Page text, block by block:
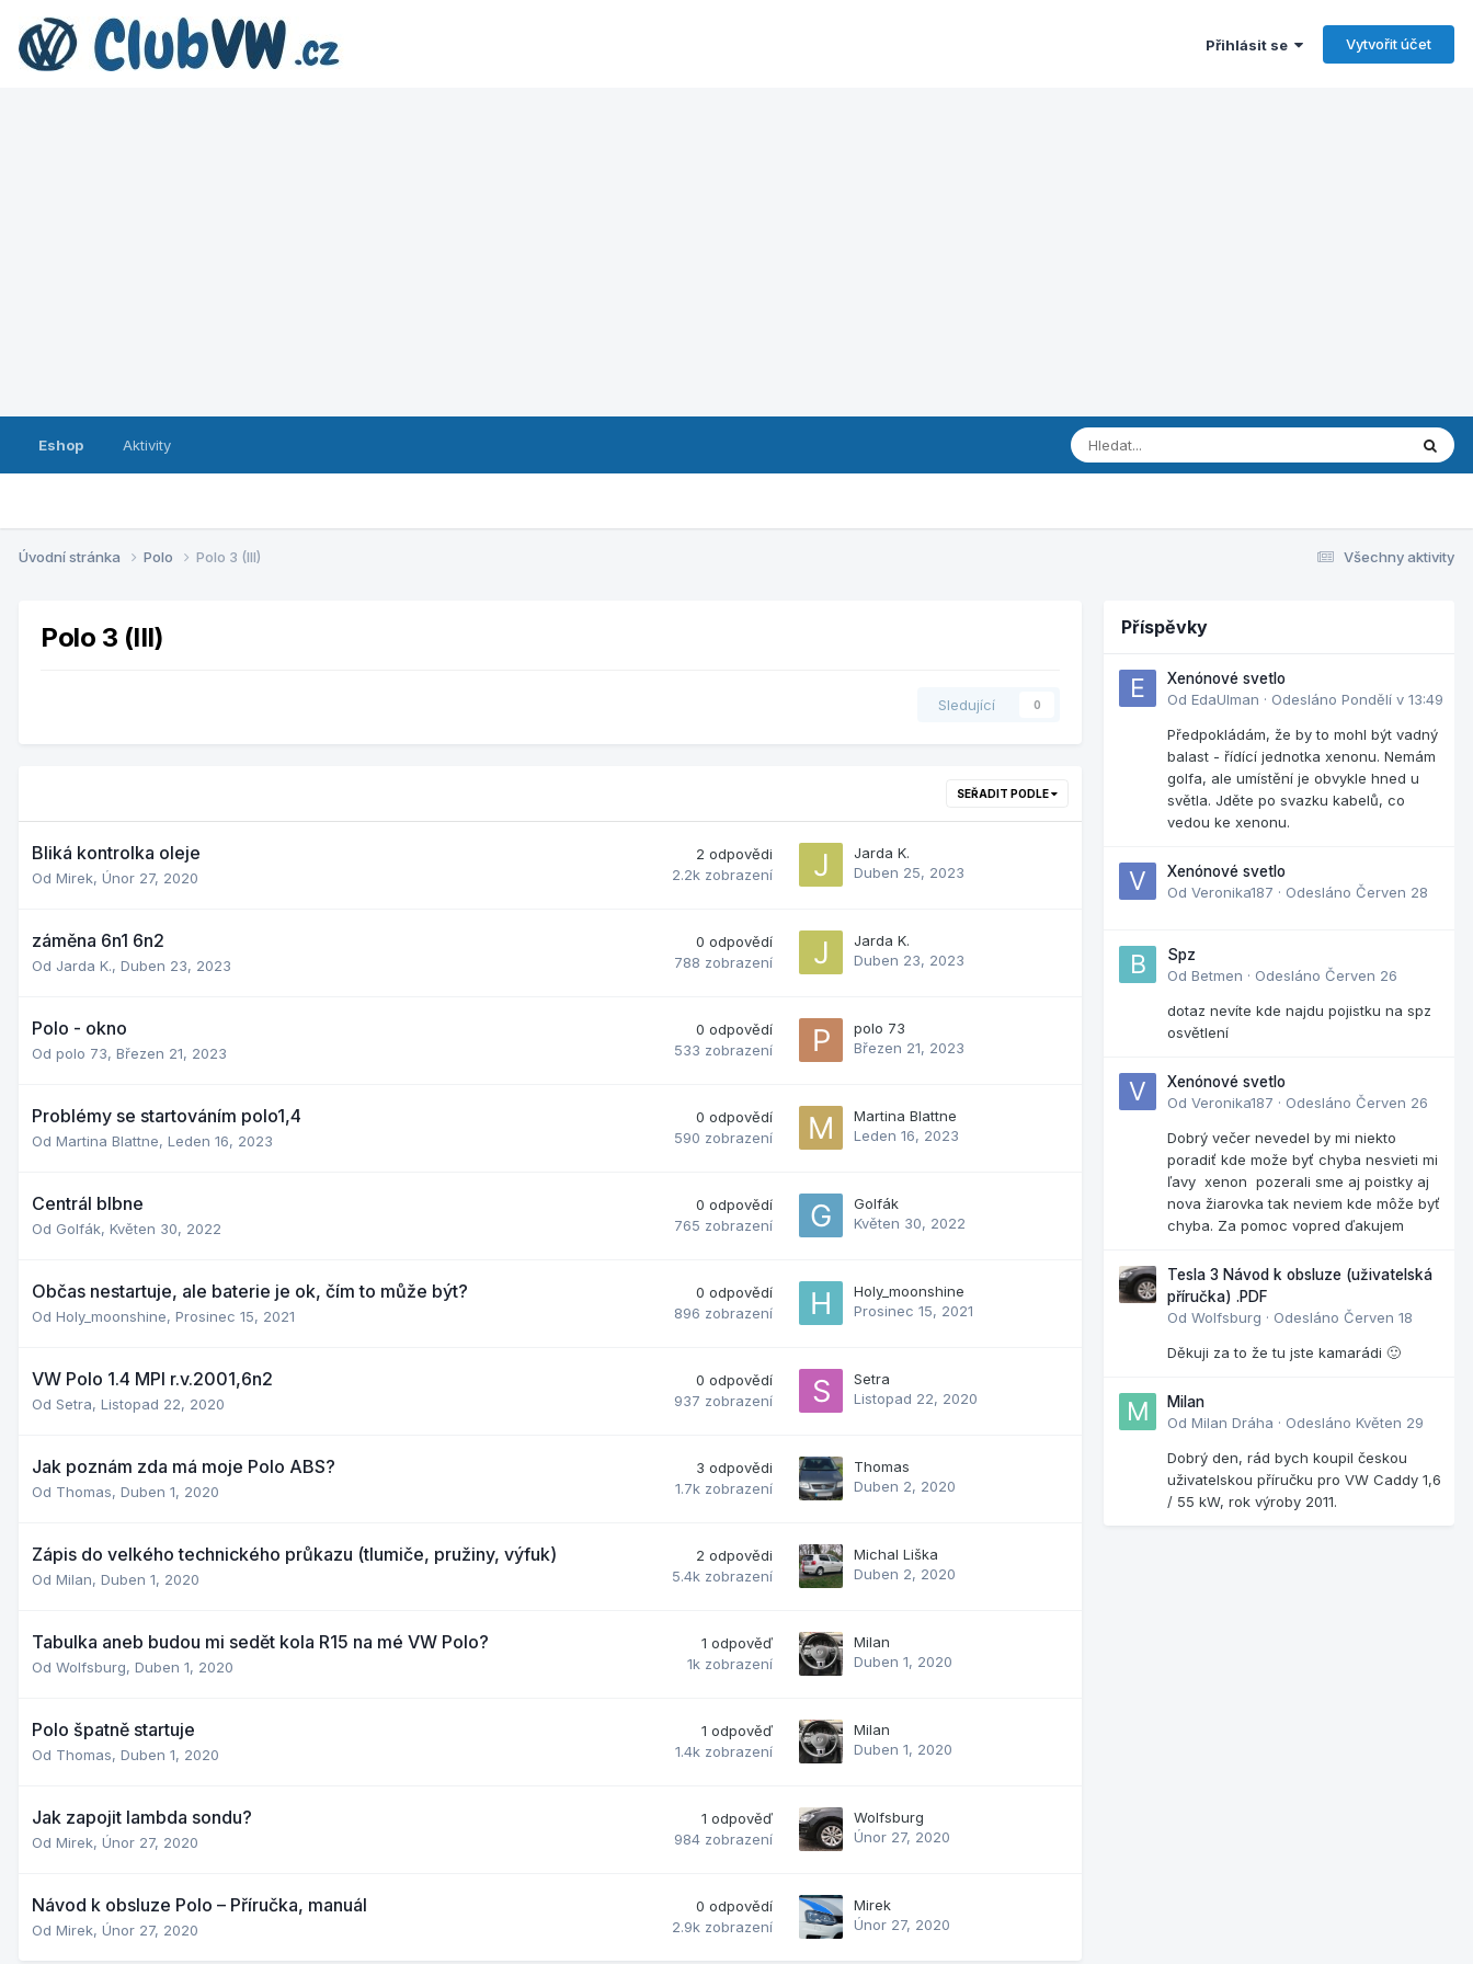
Přihlásit se Vytvořit účet
Eshop Aktivity
Všechny aktivity
Úvodní stránka Polo Polo 3 (III)
Polo 3 (III)
Sledující 0
SEŘADIT PODLE
Bliká kontrolka oleje
Od Mirek, Únor 27, 2020
2 odpovědi
2.2k zobrazení
Jarda K.
Duben 25, 2023
záměna 6n1 6n2
Od Jarda K., Duben 23, 2023
0 odpovědí
788 zobrazení
Jarda K.
Duben 23, 2023
Polo - okno
Od polo 73, Březen 21, 2023
0 odpovědí
533 zobrazení
polo 73
Březen 21, 2023
Problémy se startováním polo1,4
Od Martina Blattne, Leden 16, 2023
0 odpovědí
590 zobrazení
Martina Blattne
Leden 16, 2023
Centrál blbne
Od Golfák, Květen 30, 2022
0 odpovědí
765 zobrazení
Golfák
Květen 30, 2022
Občas nestartuje, ale baterie je ok, čím to může být?
Od Holy_moonshine, Prosinec 15, 2021
0 odpovědí
896 zobrazení
Holy_moonshine
Prosinec 15, 2021
VW Polo 1.4 MPI r.v.2001,6n2
Od Setra, Listopad 22, 2020
0 odpovědí
937 zobrazení
Setra
Listopad 22, 2020
Jak poznám zda má moje Polo ABS?
Od Thomas, Duben 1, 2020
3 odpovědi
1.7k zobrazení
Thomas
Duben 2, 2020
Zápis do velkého technického průkazu (tlumiče, pružiny, výfuk)
Od Milan, Duben 1, 2020
2 odpovědi
5.4k zobrazení
Michal Liška
Duben 2, 2020
Tabulka aneb budou mi sedět kola R15 na mé VW Polo?
Od Wolfsburg, Duben 1, 2020
1 odpověď
1k zobrazení
Milan
Duben 1, 2020
Polo špatně startuje
Od Thomas, Duben 1, 2020
1 odpověď
1.4k zobrazení
Milan
Duben 1, 2020
Jak zapojit lambda sondu?
Od Mirek, Únor 27, 2020
1 odpověď
984 zobrazení
Wolfsburg
Únor 27, 2020
Návod k obsluze Polo – Příručka, manuál
Od Mirek, Únor 27, 2020
0 odpovědí
2.9k zobrazení
Mirek
Únor 27, 2020
Příspěvky
Xenónové svetlo
Od EdaUlman · Odesláno Pondělí v 13:49
Předpokládám, že by to mohl být vadný
balast - řídící jednotka xenonu. Nemám
golfa, ale umístění je obvykle hned u
světla. Jděte po svazku kabelů, co
vedou ke xenonu.
Xenónové svetlo
Od Veronika187 · Odesláno Červen 28
Spz
Od Betmen · Odesláno Červen 26
dotaz nevíte kde najdu pojistku na spz
osvětlení
Xenónové svetlo
Od Veronika187 · Odesláno Červen 26
Dobrý večer nevedel by mi niekto
poradiť kde može byť chyba nesvieti mi
ľavy xenon pozerali sme aj poistky aj
nova žiarovka tak neviem kde môže byť
chyba. Za pomoc vopred ďakujem
Tesla 3 Návod k obsluze (uživatelská
příručka) .PDF
Od Wolfsburg · Odesláno Červen 18
Děkuji za to že tu jste kamarádi 🙂
Milan
Od Milan Dráha · Odesláno Květen 29
Dobrý den, rád bych koupil českou
uživatelskou příručku pro VW Caddy 1,6
/ 55 kW, rok výroby 2011.